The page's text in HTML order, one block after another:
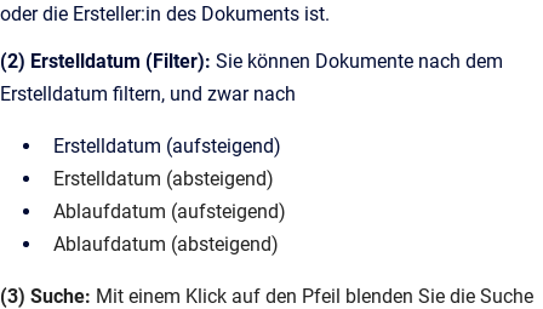
oder die Ersteller:in des Dokuments ist.
(2) Erstelldatum (Filter): Sie können Dokumente nach dem
Erstelldatum filtern, und zwar nach
Erstelldatum (aufsteigend)
Erstelldatum (absteigend)
Ablaufdatum (aufsteigend)
Ablaufdatum (absteigend)
(3) Suche: Mit einem Klick auf den Pfeil blenden Sie die Suche